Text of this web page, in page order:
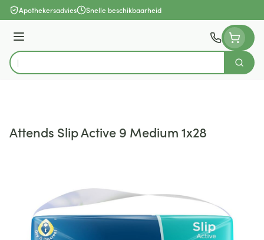
Ga naar de inhoud
Apothekersadvies Snelle beschikbaarheid
Menu
Product, merk, categorie...
Zoek
Attends Slip Active 9 Medium 1x28